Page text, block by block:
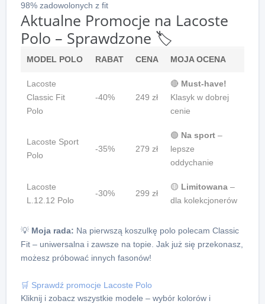
98% zadowolonych z fit
Aktualne Promocje na Lacoste
Polo – Sprawdzone 🏷️
MODEL POLO RABAT CENA MOJA OCENA
Lacoste
Classic Fit
Polo
-40% 249 zł
🔴 Must-have!
Klasyk w dobrej
cenie
Lacoste Sport
Polo
-35% 279 zł
🟢 Na sport –
lepsze
oddychanie
Lacoste
L.12.12 Polo
-30% 299 zł
🟡 Limitowana –
dla kolekcjonerów
💡 Moja rada: Na pierwszą koszulkę polo polecam Classic
Fit – uniwersalna i zawsze na topie. Jak już się przekonasz,
możesz próbować innych fasonów!
🛒 Sprawdź promocje Lacoste Polo
Kliknij i zobacz wszystkie modele – wybór kolorów i